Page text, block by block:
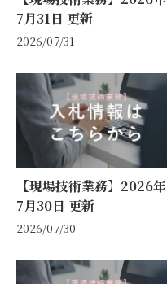
7月31日 更新
2026/07/31
【現場技術業務】2026年
7月30日 更新
2026/07/30